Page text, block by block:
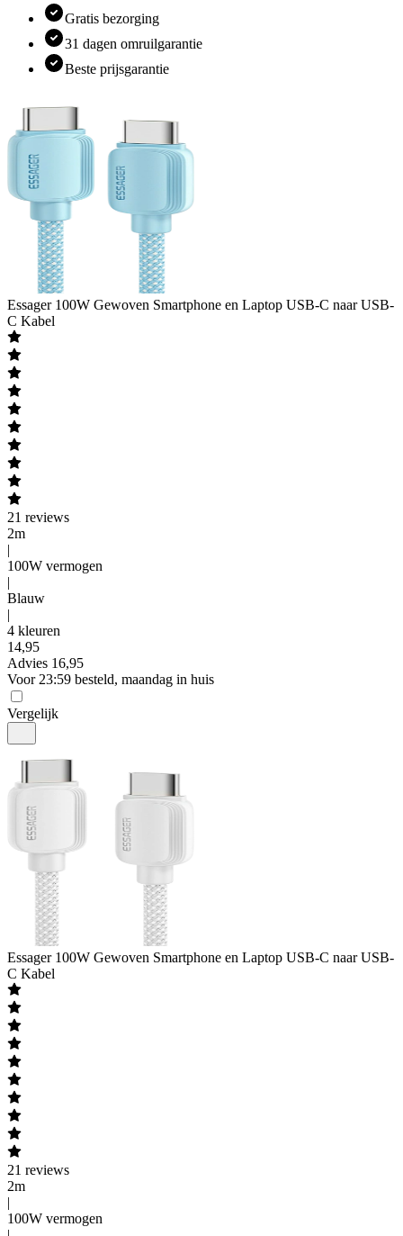
Gratis bezorging
31 dagen omruilgarantie
Beste prijsgarantie
Essager 100W Gewoven Smartphone en Laptop USB-C naar USB-
C Kabel
21 reviews
2m
|
100W vermogen
|
Blauw
|
4 kleuren
14,95
Advies 16,95
Voor 23:59 besteld, maandag in huis
Vergelijk
Essager 100W Gewoven Smartphone en Laptop USB-C naar USB-
C Kabel
21 reviews
2m
|
100W vermogen